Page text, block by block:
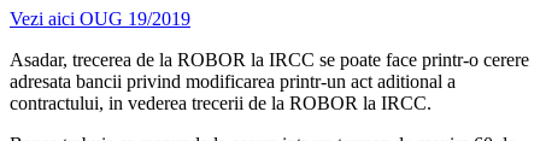
Vezi aici OUG 19/2019
Asadar, trecerea de la ROBOR la IRCC se poate face printr-o cerere
adresata bancii privind modificarea printr-un act aditional a
contractului, in vederea trecerii de la ROBOR la IRCC.